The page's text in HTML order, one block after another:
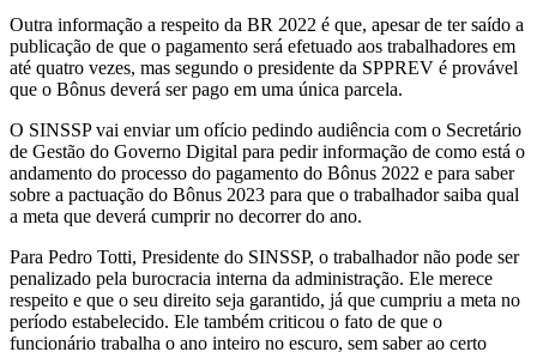
Outra informação a respeito da BR 2022 é que, apesar de ter saído a
publicação de que o pagamento será efetuado aos trabalhadores em
até quatro vezes, mas segundo o presidente da SPPREV é provável
que o Bônus deverá ser pago em uma única parcela.
O SINSSP vai enviar um ofício pedindo audiência com o Secretário
de Gestão do Governo Digital para pedir informação de como está o
andamento do processo do pagamento do Bônus 2022 e para saber
sobre a pactuação do Bônus 2023 para que o trabalhador saiba qual
a meta que deverá cumprir no decorrer do ano.
Para Pedro Totti, Presidente do SINSSP, o trabalhador não pode ser
penalizado pela burocracia interna da administração. Ele merece
respeito e que o seu direito seja garantido, já que cumpriu a meta no
período estabelecido. Ele também criticou o fato de que o
funcionário trabalha o ano inteiro no escuro, sem saber ao certo